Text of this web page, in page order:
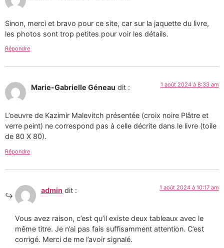
Sinon, merci et bravo pour ce site, car sur la jaquette du livre,
les photos sont trop petites pour voir les détails.
Répondre
Marie-Gabrielle Géneau dit : 1 août 2024 à 8:33 am
L’oeuvre de Kazimir Malevitch présentée (croix noire Plâtre et
verre peint) ne correspond pas à celle décrite dans le livre (toile
de 80 X 80).
Répondre
admin dit : 1 août 2024 à 10:17 am
Vous avez raison, c’est qu’il existe deux tableaux avec le
même titre. Je n’ai pas fais suffisamment attention. C’est
corrigé. Merci de me l’avoir signalé.